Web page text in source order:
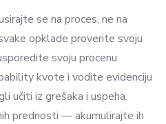
se na proces, ne na
opklade proverite svoju
svoju procenu
kvote i vodite evidenciju
učiti iz grešaka i uspeha.
prednosti — akumulirajte ih